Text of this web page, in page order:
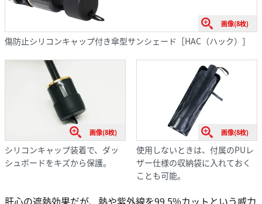
画像(8枚)
傷防止シリコンキャップ付き傘型サンシェード［HAC（ハック）］
画像(8枚)
シリコンキャップ装着で、ダッ
シュボードをキズから保護。
画像(8枚)
使用しないときは、付属のPUレ
ザー仕様の収納袋に入れておく
ことも可能。
肝心の遮熱効果だが、熱や紫外線を99.5%カットという威力